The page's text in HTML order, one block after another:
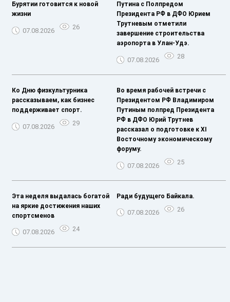
Бурятии готовится к новой
жизни
07.08.2026 26
Путина с Полпредом
Президента РФ в ДФО Юрием
Трутневым отметили
завершение строительства
аэропорта в Улан-Удэ.
07.08.2026 28
Ко Дню физкультурника
рассказываем, как бизнес
поддерживает спорт.
07.08.2026 29
Во время рабочей встречи с
Президентом РФ Владимиром
Путиным полпред Президента
РФ в ДФО Юрий Трутнев
рассказал о подготовке к XI
Восточному экономическому
форуму.
07.08.2026 25
Эта неделя выдалась богатой
на яркие достижения наших
спортсменов
07.08.2026 24
Ради будущего Байкала.
07.08.2026 26